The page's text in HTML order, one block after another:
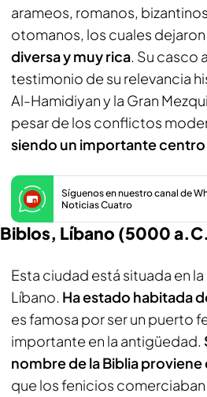
arameos, romanos,
otomanos, los cuales dejaron
diversa y muy rica. Su casco
testimonio de su relevancia
Al-Hamidiyan y la Gran
pesar de los conflictos
siendo un importante
Síguenos en nuestro canal de
Noticias Cuatro
Biblos, Líbano (5000
Esta ciudad está situada en
Líbano. Ha estado habitada
es famosa por ser un puerto
importante en la antigüedad.
nombre de la Biblia proviene
que los fenicios